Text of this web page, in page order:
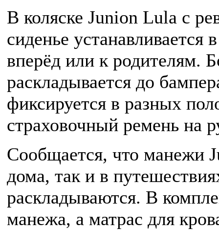
В коляске Junion Lula с
сиденье устанавливается
вперёд или к родителям.
раскладывается до
фиксируется в разных
страховочный ремень на
Сообщается, что манежи
дома, так и в
раскладываются. В
манежа, а матрас для